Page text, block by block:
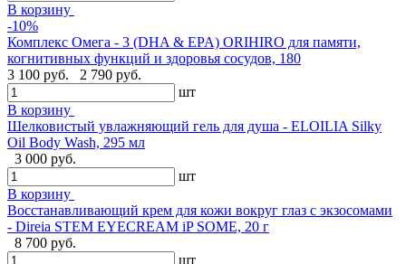
В корзину
-10%
Комплекс Омега - 3 (DHA & EPA) ORIHIRO для памяти,
когнитивных функций и здоровья сосудов, 180
3 100 руб.
2 790 руб.
шт
В корзину
Шелковистый увлажняющий гель для душа - ELOILIA Silky
Oil Body Wash, 295 мл
3 000 руб.
шт
В корзину
Восстанавливающий крем для кожи вокруг глаз с экзосомами
- Direia STEM EYECREAM iP SOME, 20 г
8 700 руб.
шт